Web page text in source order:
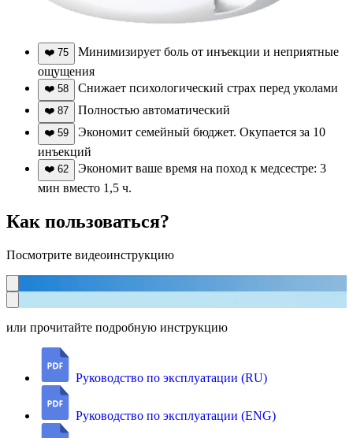
❤️ 75
Минимизирует боль от инъекции и неприятные
ощущения
❤️ 58 Снижает психологический страх перед уколами
❤️ 87 Полностью автоматический
❤️ 59
Экономит семейный бюджет. Окупается за 10
инъекций
❤️ 62
Экономит ваше время на поход к медсестре: 3
мин вместо 1,5 ч.
Как пользоваться?
Посмотрите видеоинструкцию
или прочитайте подробную инструкцию
Руководство по эксплуатации (RU)
Руководство по эксплуатации (ENG)